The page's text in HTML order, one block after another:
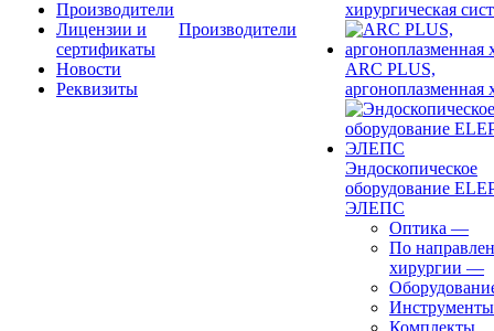
Производители
Лицензии и
сертификаты
Новости
Реквизиты
Производители
хирургическая
ARC PLUS,
аргоноплазменная
Эндоскопическое
оборудование
ЭЛЕПС
Оптика —
По
хирургии —
Инструменты
Комплекты